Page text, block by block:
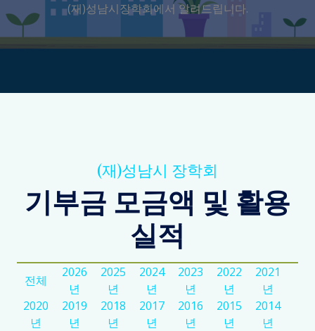
(재)성남시장학회에서 알려드립니다.
(재)성남시 장학회
기부금 모금액 및 활용
실적
전체
2026
년
2025
년
2024
년
2023
년
2022
년
2021
년
2020
년
2019
년
2018
년
2017
년
2016
년
2015
년
2014
년